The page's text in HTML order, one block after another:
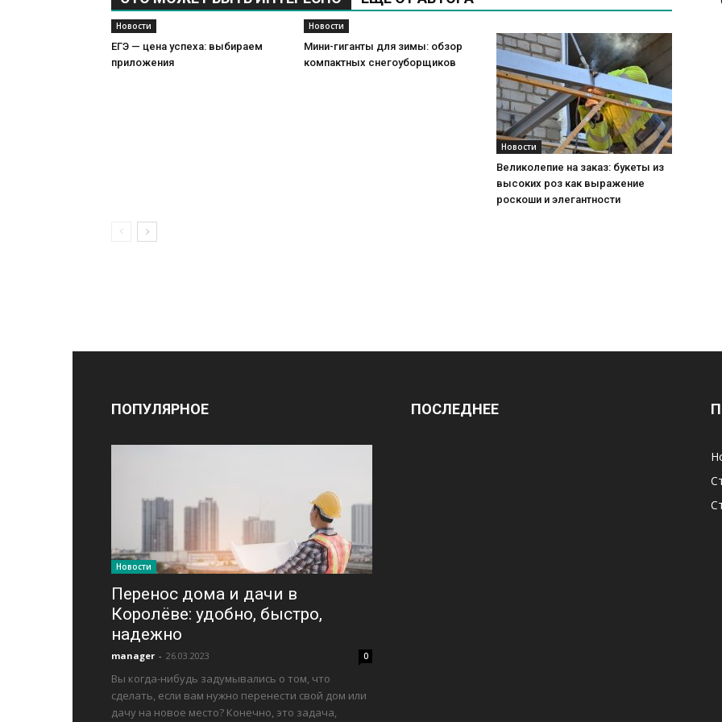
Новости
ЕГЭ — цена успеха: выбираем
приложения
Новости
Мини-гиганты для зимы: обзор
компактных снегоуборщиков
Новости
Великолепие на заказ: букеты из
высоких роз как выражение
роскоши и элегантности
ПОПУЛЯРНОЕ
Новости
Перенос дома и дачи в
Королёве: удобно, быстро,
надежно
manager - 26.03.2023 0
Вы когда-нибудь задумывались о том, что
сделать, если вам нужно перенести свой дом или
дачу на новое место? Конечно, это задача,
ПОСЛЕДНЕЕ